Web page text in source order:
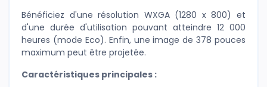
Bénéficiez d'une résolution WXGA (1280 x 800) et
d'une durée d'utilisation pouvant atteindre 12 000
heures (mode Eco). Enfin, une image de 378 pouces
maximum peut être projetée.
Caractéristiques principales :